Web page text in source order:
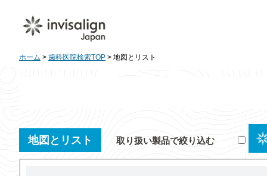
ホーム > 歯科医院検索TOP > 地図とリスト
地図とリスト 取り扱い製品で絞り込む